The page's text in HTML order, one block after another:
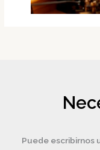
Puede escribirnos